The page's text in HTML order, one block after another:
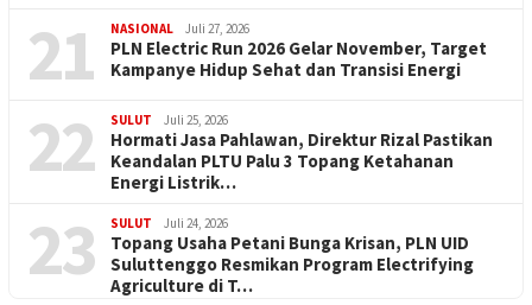
21 NASIONAL Juli 27, 2026
PLN Electric Run 2026 Gelar November, Target
Kampanye Hidup Sehat dan Transisi Energi
22 SULUT Juli 25, 2026
Hormati Jasa Pahlawan, Direktur Rizal Pastikan
Keandalan PLTU Palu 3 Topang Ketahanan
Energi Listrik…
23 SULUT Juli 24, 2026
Topang Usaha Petani Bunga Krisan, PLN UID
Suluttenggo Resmikan Program Electrifying
Agriculture di T…